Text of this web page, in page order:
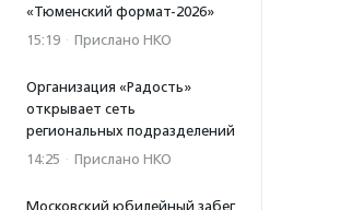
«Тюменский формат-2026»
15:19 · Прислано НКО
Организация «Радость»
открывает сеть
региональных подразделений
14:25 · Прислано НКО
Московский юбилейный забег